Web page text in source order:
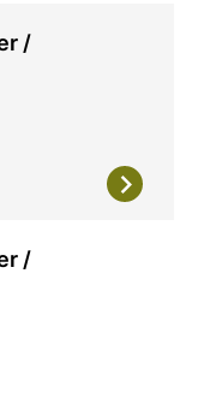
/
/